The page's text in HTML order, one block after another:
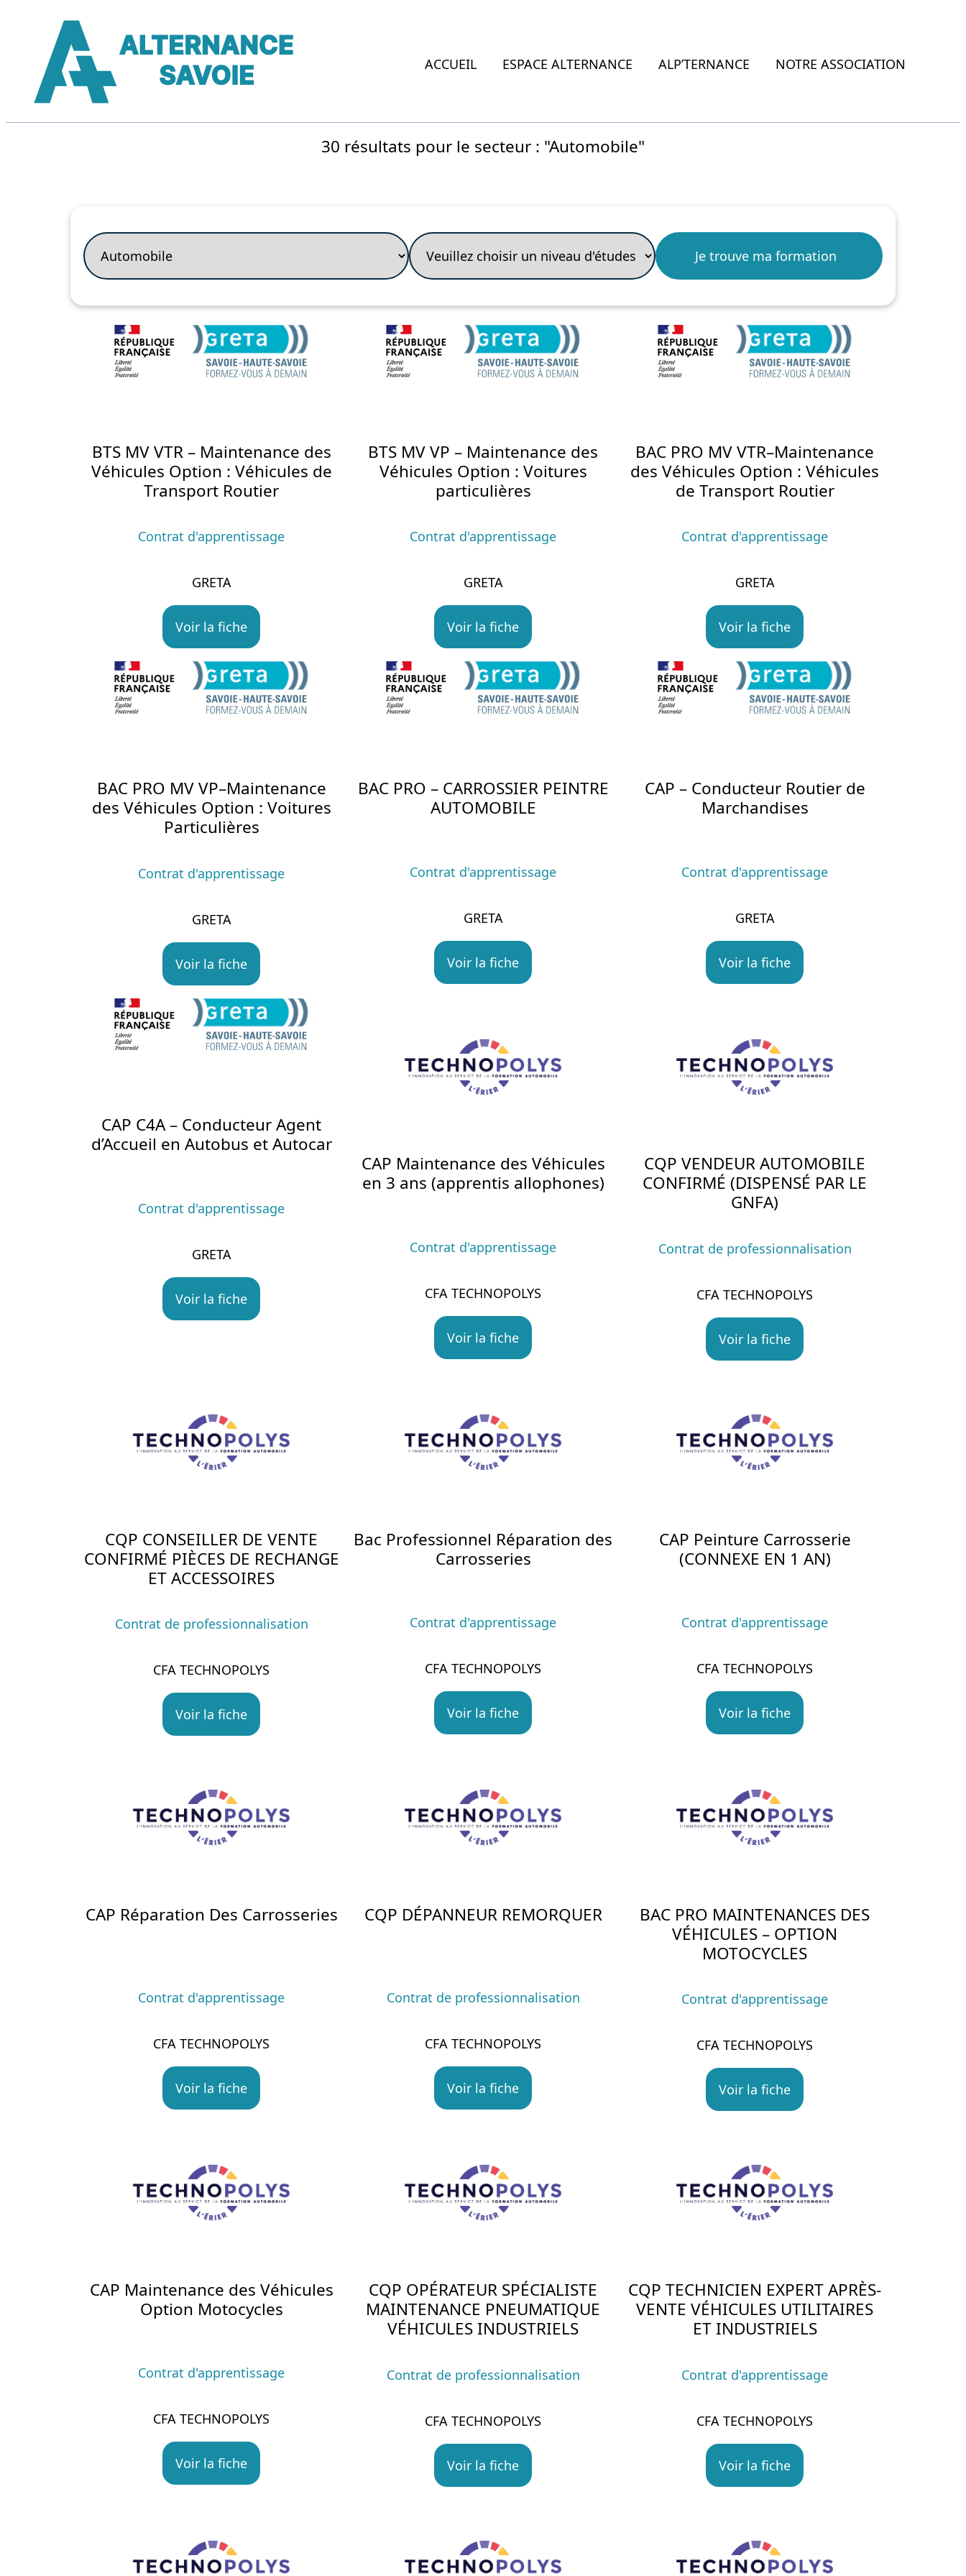
ACCUEIL ESPACE ALTERNANCE ALP’TERNANCE NOTRE ASSOCIATION
30 résultats pour le secteur : "Automobile"
BTS MV VTR – Maintenance des
Véhicules Option : Véhicules de
Transport Routier
Contrat d'apprentissage
GRETA
Voir la fiche
BTS MV VP – Maintenance des
Véhicules Option : Voitures
particulières
Contrat d'apprentissage
GRETA
Voir la fiche
BAC PRO MV VTR–Maintenance
des Véhicules Option : Véhicules
de Transport Routier
Contrat d'apprentissage
GRETA
Voir la fiche
BAC PRO MV VP–Maintenance
des Véhicules Option : Voitures
Particulières
Contrat d'apprentissage
GRETA
Voir la fiche
BAC PRO – CARROSSIER PEINTRE
AUTOMOBILE
Contrat d'apprentissage
GRETA
Voir la fiche
CAP – Conducteur Routier de
Marchandises
Contrat d'apprentissage
GRETA
Voir la fiche
CAP C4A – Conducteur Agent
d’Accueil en Autobus et Autocar
Contrat d'apprentissage
GRETA
Voir la fiche
CAP Maintenance des Véhicules
en 3 ans (apprentis allophones)
Contrat d'apprentissage
CFA TECHNOPOLYS
Voir la fiche
CQP VENDEUR AUTOMOBILE
CONFIRMÉ (DISPENSÉ PAR LE
GNFA)
Contrat de professionnalisation
CFA TECHNOPOLYS
Voir la fiche
CQP CONSEILLER DE VENTE
CONFIRMÉ PIÈCES DE RECHANGE
ET ACCESSOIRES
Contrat de professionnalisation
CFA TECHNOPOLYS
Voir la fiche
Bac Professionnel Réparation des
Carrosseries
Contrat d'apprentissage
CFA TECHNOPOLYS
Voir la fiche
CAP Peinture Carrosserie
(CONNEXE EN 1 AN)
Contrat d'apprentissage
CFA TECHNOPOLYS
Voir la fiche
CAP Réparation Des Carrosseries
Contrat d'apprentissage
CFA TECHNOPOLYS
Voir la fiche
CQP DÉPANNEUR REMORQUER
Contrat de professionnalisation
CFA TECHNOPOLYS
Voir la fiche
BAC PRO MAINTENANCES DES
VÉHICULES – OPTION
MOTOCYCLES
Contrat d'apprentissage
CFA TECHNOPOLYS
Voir la fiche
CAP Maintenance des Véhicules
Option Motocycles
Contrat d'apprentissage
CFA TECHNOPOLYS
Voir la fiche
CQP OPÉRATEUR SPÉCIALISTE
MAINTENANCE PNEUMATIQUE
VÉHICULES INDUSTRIELS
Contrat de professionnalisation
CFA TECHNOPOLYS
Voir la fiche
CQP TECHNICIEN EXPERT APRÈS-
VENTE VÉHICULES UTILITAIRES
ET INDUSTRIELS
Contrat d'apprentissage
CFA TECHNOPOLYS
Voir la fiche